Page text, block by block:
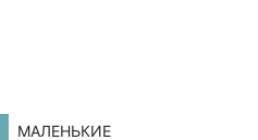
МАЛЕНЬКИЕ